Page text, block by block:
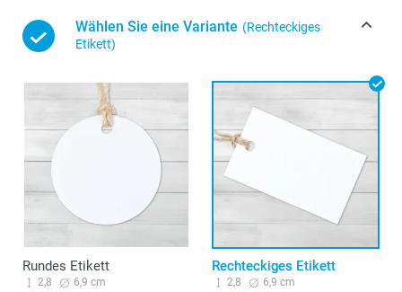
Wählen Sie eine Variante (Rechteckiges
Etikett)
Rundes Etikett
2,8 6,9 cm
Rechteckiges Etikett
2,8 6,9 cm